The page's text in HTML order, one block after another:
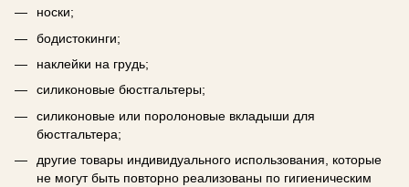
носки;
бодистокинги;
наклейки на грудь;
силиконовые бюстгальтеры;
силиконовые или поролоновые вкладыши для
бюстгальтера;
другие товары индивидуального использования, которые
не могут быть повторно реализованы по гигиеническим